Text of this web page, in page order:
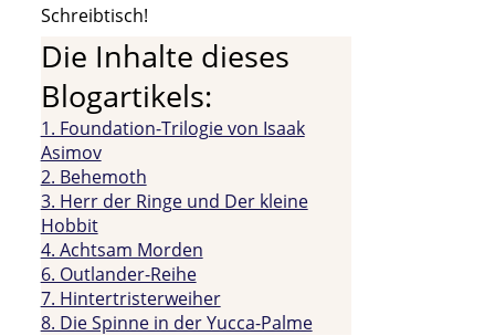
Schreibtisch!
Die Inhalte dieses
Blogartikels:
1. Foundation-Trilogie von Isaak
Asimov
2. Behemoth
3. Herr der Ringe und Der kleine
Hobbit
4. Achtsam Morden
6. Outlander-Reihe
7. Hintertristerweiher
8. Die Spinne in der Yucca-Palme